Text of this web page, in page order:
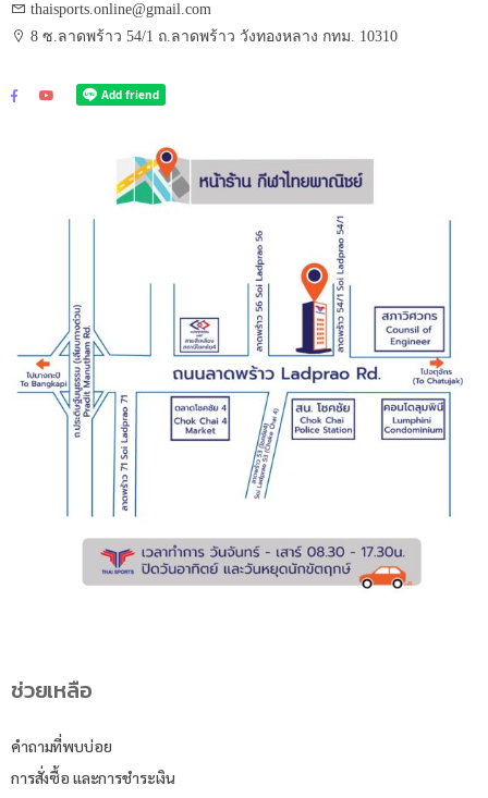
thaisports.online@gmail.com
8 ซ.ลาดพร้าว 54/1 ถ.ลาดพร้าว วังทองหลาง กทม. 10310
ช่วยเหลือ
คำถามที่พบบ่อย
การสั่งซื้อ และการชำระเงิน